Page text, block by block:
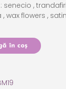
senecio ,
wax flowers ,
în coș